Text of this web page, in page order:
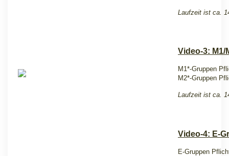
Laufzeit ist ca.
Video-3: M1/
M1*-Gruppen
M2*-Gruppen
Laufzeit ist ca.
Video-4: E-
E-Gruppen